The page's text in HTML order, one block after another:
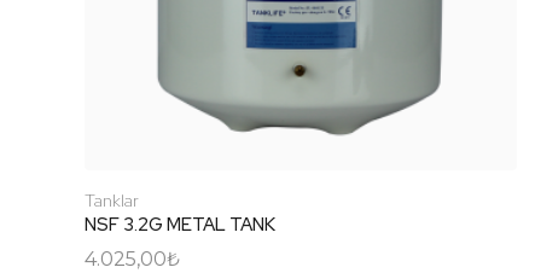
Tanklar
NSF 3.2G METAL TANK
4.025,00₺